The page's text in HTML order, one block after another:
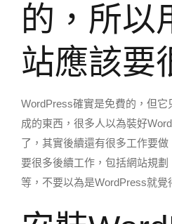
的，所以
站應該要
WordPress確實是免費的，但
成的東西，很多人以為裝好
了，其實後續還有很多工作要
要很多後續工作，包括網站規
等，不要以為是WordPress就覺